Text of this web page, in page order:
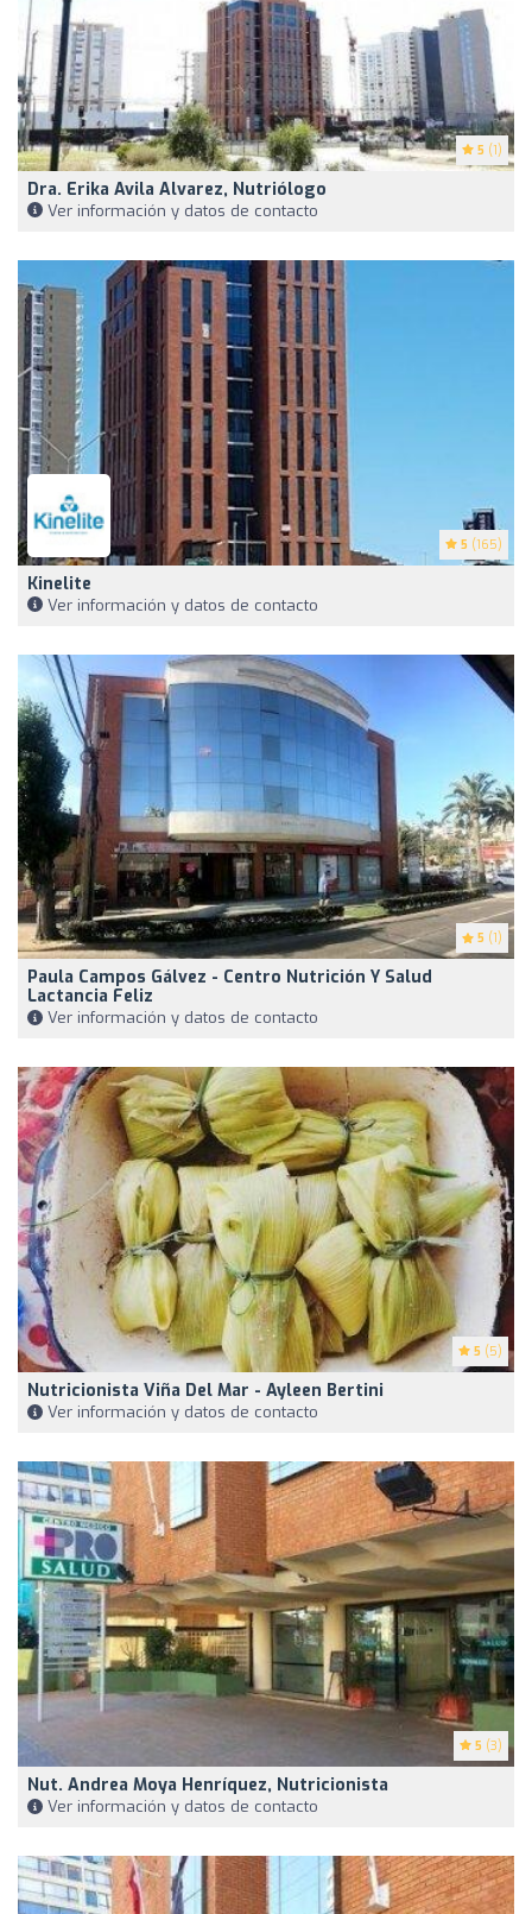
5 (1)
Dra. Erika Avila Alvarez, Nutriólogo
Ver información y datos de contacto
5 (165)
Kinelite
Ver información y datos de contacto
5 (1)
Paula Campos Gálvez - Centro Nutrición Y Salud
Lactancia Feliz
Ver información y datos de contacto
5 (5)
Nutricionista Viña Del Mar - Ayleen Bertini
Ver información y datos de contacto
5 (3)
Nut. Andrea Moya Henríquez, Nutricionista
Ver información y datos de contacto